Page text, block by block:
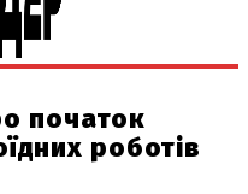
початок
роботів